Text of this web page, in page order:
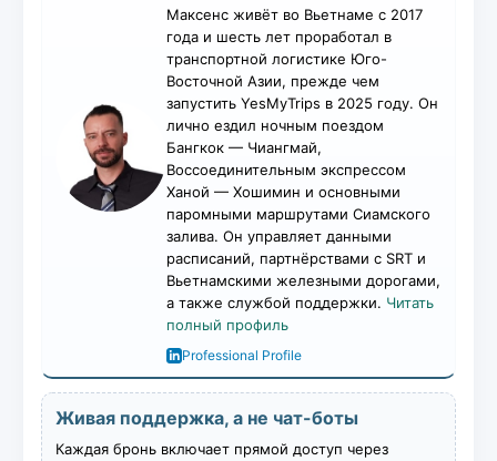
Максенс живёт во Вьетнаме с 2017
года и шесть лет проработал в
транспортной логистике Юго-
Восточной Азии, прежде чем
запустить YesMyTrips в 2025 году. Он
лично ездил ночным поездом
Бангкок — Чиангмай,
Воссоединительным экспрессом
Ханой — Хошимин и основными
паромными маршрутами Сиамского
залива. Он управляет данными
расписаний, партнёрствами с SRT и
Вьетнамскими железными дорогами,
а также службой поддержки. Читать
полный профиль
Professional Profile
Живая поддержка, а не чат-боты
Каждая бронь включает прямой доступ через